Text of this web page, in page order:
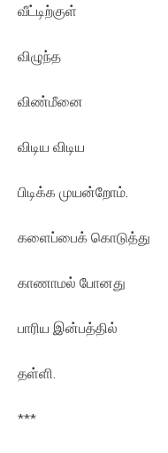
வீட்டிற்குள்
விழுந்த
விண்மீனை
விடிய விடிய
பிடிக்க முயன்றோம்.
களைப்பைக் கொடுத்து
காணாமல் போனது
பாரிய இன்பத்தில்
தள்ளி.
***